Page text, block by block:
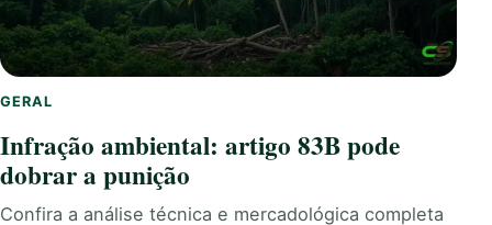
GERAL
Infração ambiental: artigo 83B pode
dobrar a punição
Confira a análise técnica e mercadológica completa